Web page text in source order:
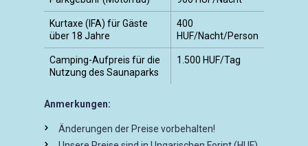
Kurtaxe (IFA) für Gäste
über 18 Jahre
400
HUF/Nacht/Person
Camping-Aufpreis für die
Nutzung des Saunaparks
1.500 HUF/Tag
Anmerkungen:
Änderungen der Preise vorbehalten!